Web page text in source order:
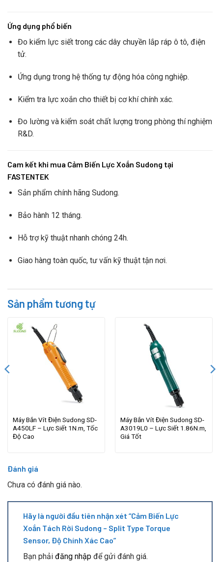
Ứng dụng phổ biến
Đo kiểm lực siết trong các dây chuyền lắp ráp ô tô, điện
tử.
Ứng dụng trong hệ thống tự động hóa công nghiệp.
Kiểm tra lực xoắn cho thiết bị cơ khí chính xác.
Đo lường và kiểm soát chất lượng trong phòng thí nghiệm
R&D.
Cam kết khi mua Cảm Biến Lực Xoắn Sudong tại
FASTENTEK
Sản phẩm chính hãng Sudong.
Bảo hành 12 tháng.
Hỗ trợ kỹ thuật nhanh chóng 24h.
Giao hàng toàn quốc, tư vấn kỹ thuật tận nơi.
Sản phẩm tương tự
Máy Bắn Vít Điện Sudong SD-
A450LF – Lực Siết 1N.m, Tốc
Độ Cao
Máy Bắn Vít Điện Sudong SD-
A3019L0 – Lực Siết 1.86N.m,
Giá Tốt
Đánh giá
Chưa có đánh giá nào.
Hãy là người đầu tiên nhận xét “Cảm Biến Lực
Xoắn Tách Rời Sudong – Split Type Torque
Sensor, Độ Chính Xác Cao”
Bạn phải đăng nhập để gửi đánh giá.